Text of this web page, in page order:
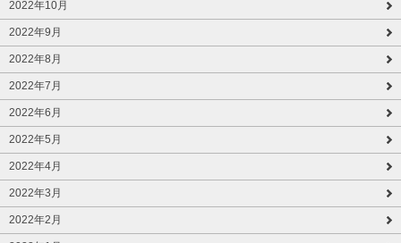
2022年10月
2022年9月
2022年8月
2022年7月
2022年6月
2022年5月
2022年4月
2022年3月
2022年2月